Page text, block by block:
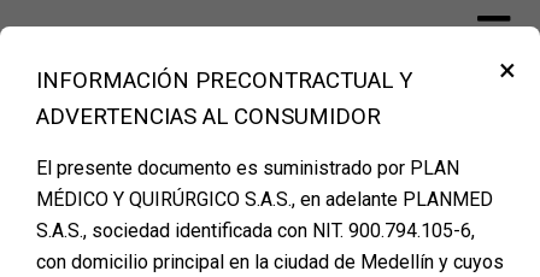
contentFinanciación Cirugía Plástica Medellín –
PLANMED
AGENDA TU CITA DE
×
INFORMACIÓN PRECONTRACTUAL Y
ADVERTENCIAS AL CONSUMIDOR
El presente documento es suministrado por PLAN
MÉDICO Y QUIRÚRGICO S.A.S., en adelante PLANMED
S.A.S., sociedad identificada con NIT. 900.794.105-6,
con domicilio principal en la ciudad de Medellín y cuyos